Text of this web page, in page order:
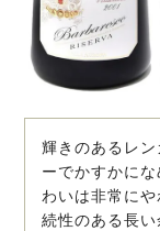
輝きのあるレ
ーでかすかに
わいは非常に
続性のある長い